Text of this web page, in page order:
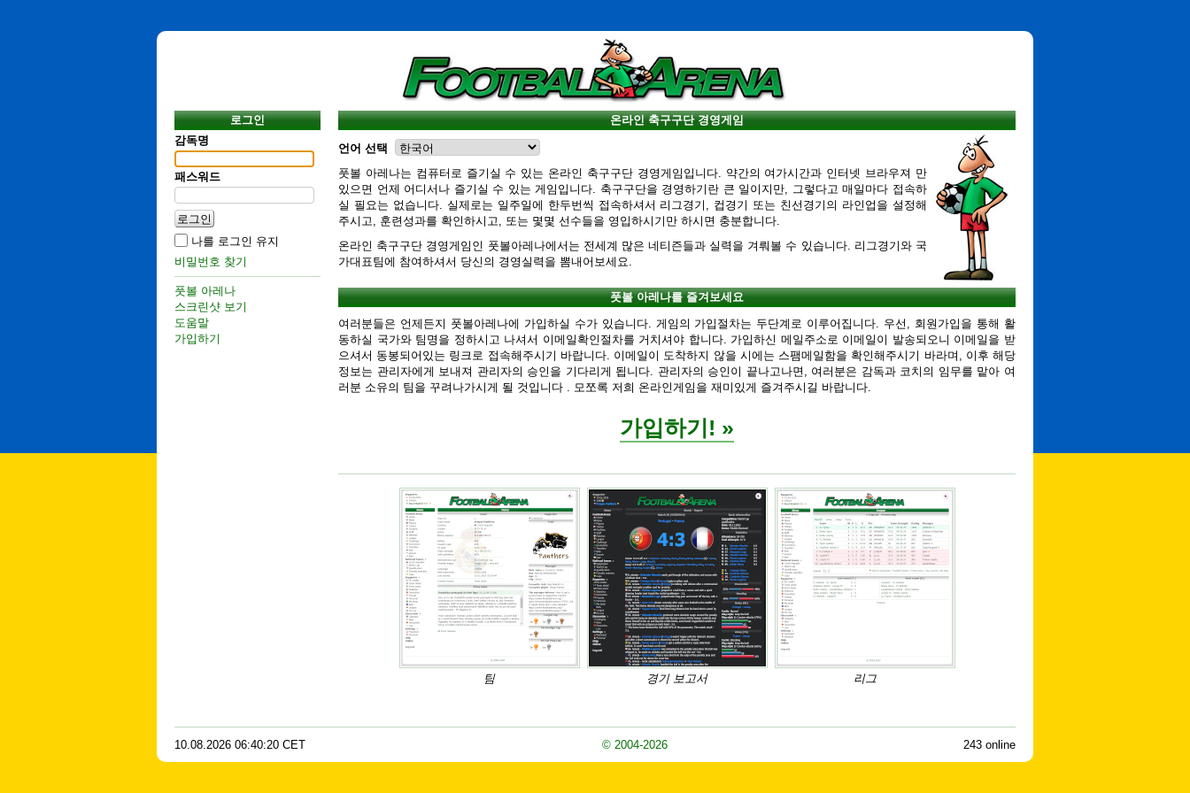
로그인
감독명
패스워드
나를 로그인 유지
비밀번호 찾기
풋볼 아레나
스크린샷 보기
도움말
가입하기
온라인 축구구단 경영게임
언어 선택
풋볼 아레나는 컴퓨터로 즐기실 수 있는 온라인 축구구단 경영게임입니다. 약간의 여가시간과 인터넷 브라우져 만
있으면 언제 어디서나 즐기실 수 있는 게임입니다. 축구구단을 경영하기란 큰 일이지만, 그렇다고 매일마다 접속하
실 필요는 없습니다. 실제로는 일주일에 한두번씩 접속하셔서 리그경기, 컵경기 또는 친선경기의 라인업을 설정해
주시고, 훈련성과를 확인하시고, 또는 몇몇 선수들을 영입하시기만 하시면 충분합니다.
온라인 축구구단 경영게임인 풋볼아레나에서는 전세계 많은 네티즌들과 실력을 겨뤄볼 수 있습니다. 리그경기와 국
가대표팀에 참여하셔서 당신의 경영실력을 뽐내어보세요.
풋볼 아레나를 즐겨보세요
여러분들은 언제든지 풋볼아레나에 가입하실 수가 있습니다. 게임의 가입절차는 두단계로 이루어집니다. 우선, 회원가입을 통해 활
동하실 국가와 팀명을 정하시고 나셔서 이메일확인절차를 거치셔야 합니다. 가입하신 메일주소로 이메일이 발송되오니 이메일을 받
으셔서 동봉되어있는 링크로 접속해주시기 바랍니다. 이메일이 도착하지 않을 시에는 스팸메일함을 확인해주시기 바라며, 이후 해당
정보는 관리자에게 보내져 관리자의 승인을 기다리게 됩니다. 관리자의 승인이 끝나고나면, 여러분은 감독과 코치의 임무를 맡아 여
러분 소유의 팀을 꾸려나가시게 될 것입니다 . 모쪼록 저희 온라인게임을 재미있게 즐겨주시길 바랍니다.
가입하기! »
팀 경기 보고서 리그
10.08.2026 06:40:20 CET 243 online
© 2004-2026